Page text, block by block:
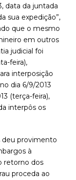
data da juntada
sua expedição”,
que o mesmo
em outros
judicial foi
feira),
interposição
dia 6/9/2013
(terça-feira),
interpôs os
deu provimento
à
retorno dos
proceda ao